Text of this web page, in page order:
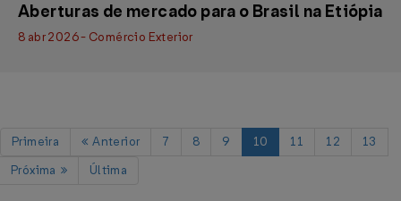
Aberturas de mercado para o Brasil na Etiópia
8 abr 2026 - Comércio Exterior
Primeira Anterior 7 8 9 10 11 12
13
Próxima
Última